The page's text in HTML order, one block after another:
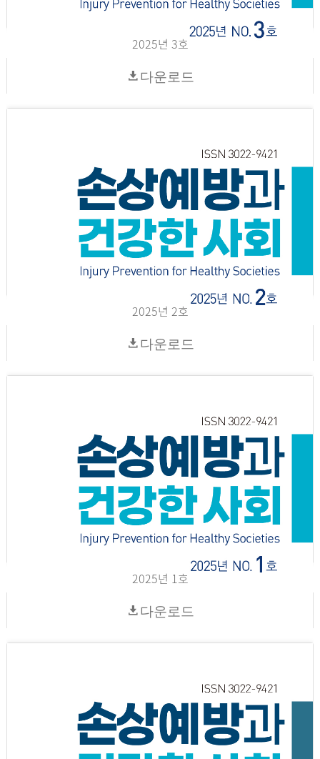
2025년 3호
다운로드
2025년 2호
다운로드
2025년 1호
다운로드